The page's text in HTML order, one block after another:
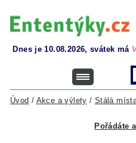
Dnes je 10.08.2026, svátek má
Úvod / Akce a výlety / Stálá
Pořádáte